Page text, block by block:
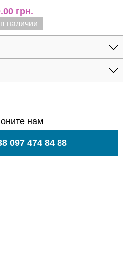
грн.
в наличии
нам
097 474 84 88